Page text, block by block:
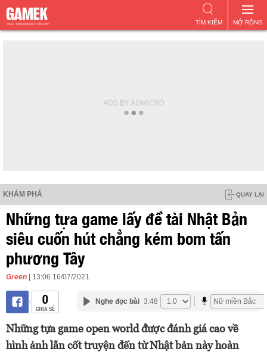
MỞ RỘNG
TÌM KIẾM
KHÁM PHÁ QUAY LẠI
Những tựa game lấy đề tài Nhật Bản
siêu cuốn hút chẳng kém bom tấn
phương Tây
Green | 13:06 16/07/2021
0
CHIA SẺ
Nghe đọc bài 3:48
Những tựa game open world được đánh giá cao về
hình ảnh lẫn cốt truyện đến từ Nhật bản này hoàn